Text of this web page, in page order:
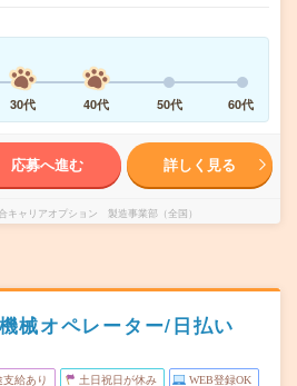
30代 40代 50代 60代
応募へ進む 詳しく見る
キャリアオプション 製造事業部（全国）
械オペレーター/日払い
給あり 土日祝日が休み WEB登録OK